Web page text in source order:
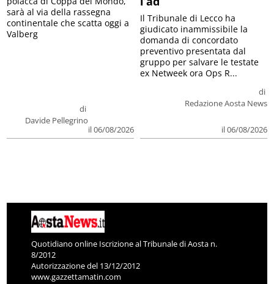
di
Davide Pellegrino
il 06/08/2026
sarà al via della rassegna
continentale che scatta oggi a
Valberg
di
Redazione Aosta News
il 06/08/2026
Il Tribunale di Lecco ha
giudicato inammissibile la
domanda di concordato
preventivo presentata dal
gruppo per salvare le testate
ex Netweek ora Ops R...
Quotidiano online Iscrizione al Tribunale di Aosta n.
8/2012
Autorizzazione del 13/12/2012
www.gazzettamatin.com